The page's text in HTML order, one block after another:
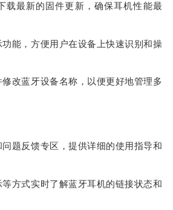
载最新的固件更新，确保耳机性能最
能，方便用户在设备上快速识别和操
改蓝牙设备名称，以便更好地管理多
题反馈专区，提供详细的使用指导和
方式实时了解蓝牙耳机的链接状态和